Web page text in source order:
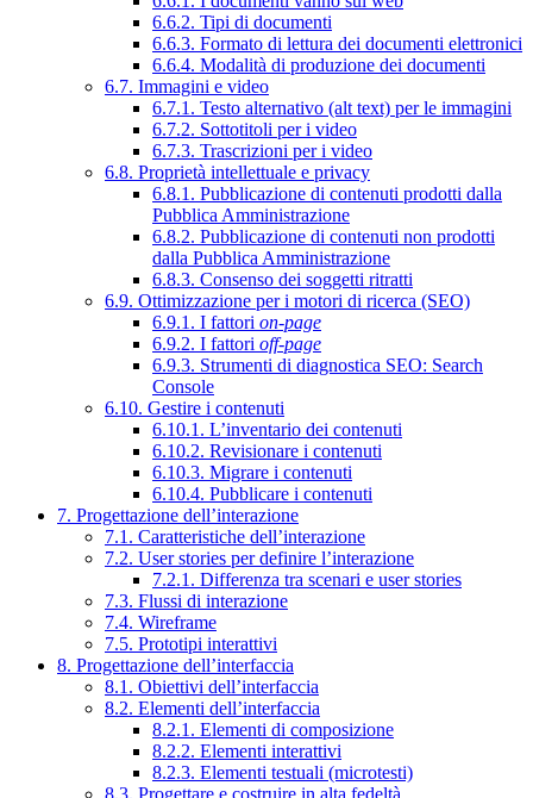
6.6.2. Tipi di documenti
6.6.3. Formato di lettura dei documenti elettronici
6.6.4. Modalità di produzione dei documenti
6.7. Immagini e video
6.7.1. Testo alternativo (alt text) per le immagini
6.7.2. Sottotitoli per i video
6.7.3. Trascrizioni per i video
6.8. Proprietà intellettuale e privacy
6.8.1. Pubblicazione di contenuti prodotti dalla
Pubblica Amministrazione
6.8.2. Pubblicazione di contenuti non prodotti
dalla Pubblica Amministrazione
6.8.3. Consenso dei soggetti ritratti
6.9. Ottimizzazione per i motori di ricerca (SEO)
6.9.1. I fattori on-page
6.9.2. I fattori off-page
6.9.3. Strumenti di diagnostica SEO: Search
Console
6.10. Gestire i contenuti
6.10.1. L’inventario dei contenuti
6.10.2. Revisionare i contenuti
6.10.3. Migrare i contenuti
6.10.4. Pubblicare i contenuti
7. Progettazione dell’interazione
7.1. Caratteristiche dell’interazione
7.2. User stories per definire l’interazione
7.2.1. Differenza tra scenari e user stories
7.3. Flussi di interazione
7.4. Wireframe
7.5. Prototipi interattivi
8. Progettazione dell’interfaccia
8.1. Obiettivi dell’interfaccia
8.2. Elementi dell’interfaccia
8.2.1. Elementi di composizione
8.2.2. Elementi interattivi
8.2.3. Elementi testuali (microtesti)
8.3. Progettare e costruire in alta fedeltà